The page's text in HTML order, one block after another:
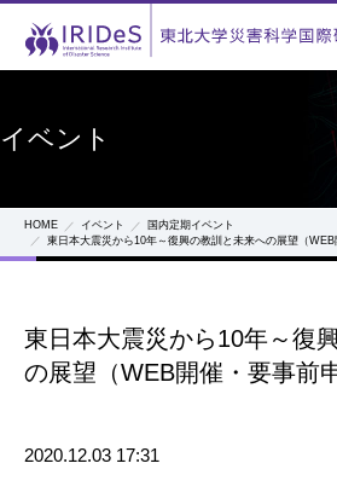
イベント
HOME イベント
国内定期イベント
東日本大震災から10年～復興の教訓と未来への展望（WEB
東日本大震災から10年～復
の展望（WEB開催・要事前
2020.12.03 17:31